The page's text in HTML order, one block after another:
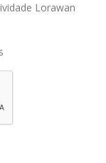
Lorawan